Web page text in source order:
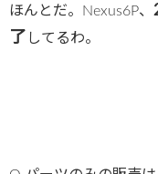
ほんとだ。Nexus6P、
了 してるわ。